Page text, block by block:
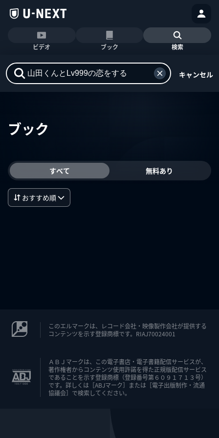
ビデオ ブック 検索
キャンセル
ブック
すべて 無料あり
おすすめ順
このエルマークは、レコード会社・映像製作会社が提供する
コンテンツを示す登録商標です。RIAJ70024001
ＡＢＪマークは、この電子書店・電子書籍配信サービスが、
著作権者からコンテンツ使用許諾を得た正規版配信サービス
であることを示す登録商標（登録番号第６０９１７１３号）
です。詳しくは［ABJマーク］または［電子出版制作・流通
協議会］で検索してください。